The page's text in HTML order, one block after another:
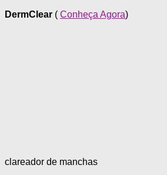
DermClear ( Conheça Agora)
clareador de manchas